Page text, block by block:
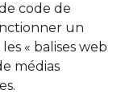
code de
un
« balises web
médias